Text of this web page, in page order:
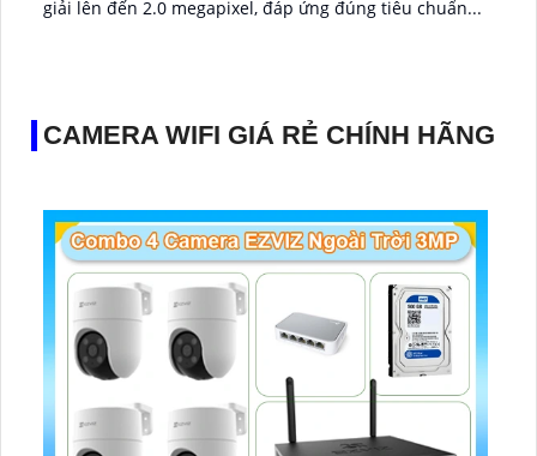
giải lên đến 2.0 megapixel, đáp ứng đúng tiêu chuẩn...
CAMERA WIFI GIÁ RẺ CHÍNH HÃNG